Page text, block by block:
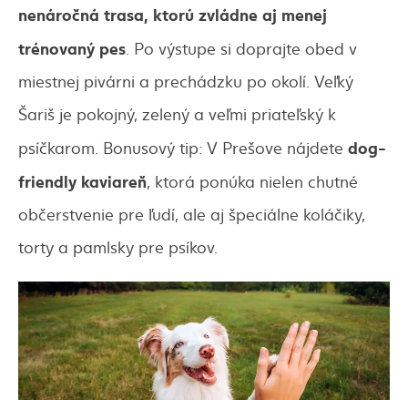
nenáročná trasa, ktorú zvládne aj menej
trénovaný pes . Po výstupe si doprajte obed v
miestnej pivárni a prechádzku po okolí. Veľký
Šariš je pokojný, zelený a veľmi priateľský k
psíčkarom. Bonusový tip: V Prešove nájdete dog-
friendly kaviareň, ktorá ponúka nielen chutné
občerstvenie pre ľudí, ale aj špeciálne koláčiky,
torty a pamlsky pre psíkov.